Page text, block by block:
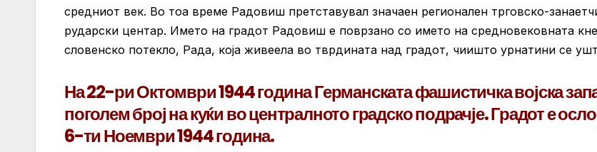
средниот век. Во тоа време Радовиш претставувал значаен регионален трговско-
рударски центар. Името на градот Радовиш е поврзано со името на средновековната
словенско потекло, Рада, која живеела во тврдината над градот, чиишто урнатини се
На 22-ри Октомври 1944 година Германската фашистичка војска
поголем број на куќи во централното градско подрачје. Градот е
6-ти Ноември 1944 година.